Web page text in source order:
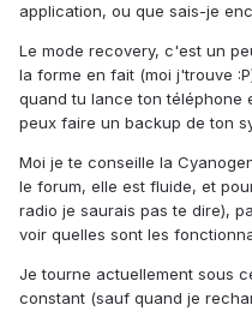
application, ou que sais-je
Le mode recovery, c'est un
la forme en fait (moi j'trouve
quand tu lance ton téléphone
peux faire un backup de ton
Moi je te conseille la
le forum, elle est fluide, et
radio je saurais pas te dire),
voir quelles sont les
Je tourne actuellement sous
constant (sauf quand je